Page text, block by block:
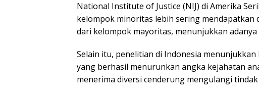
National Institute of Justice (NIJ) di Amerika
kelompok minoritas lebih sering mendapatkan
dari kelompok mayoritas, menunjukkan
Selain itu, penelitian di Indonesia
yang berhasil menurunkan angka kejahatan
menerima diversi cenderung mengulangi